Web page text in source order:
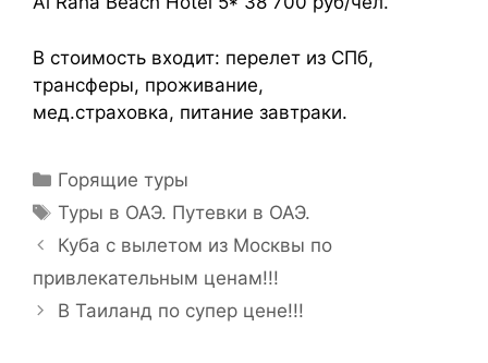
В стоимость входит: перелет из СПб,
трансферы, проживание,
мед.страховка, питание завтраки.
Горящие туры
Туры в ОАЭ. Путевки в ОАЭ.
Куба с вылетом из Москвы по
привлекательным ценам!!!
В Таиланд по супер цене!!!